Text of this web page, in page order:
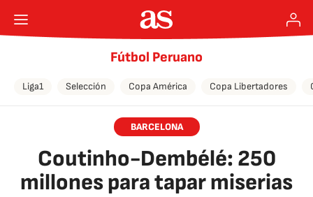
Fútbol Peruano
Liga1 Selección Copa América Copa Libertadores
BARCELONA
Coutinho-Dembélé: 250
millones para tapar miserias